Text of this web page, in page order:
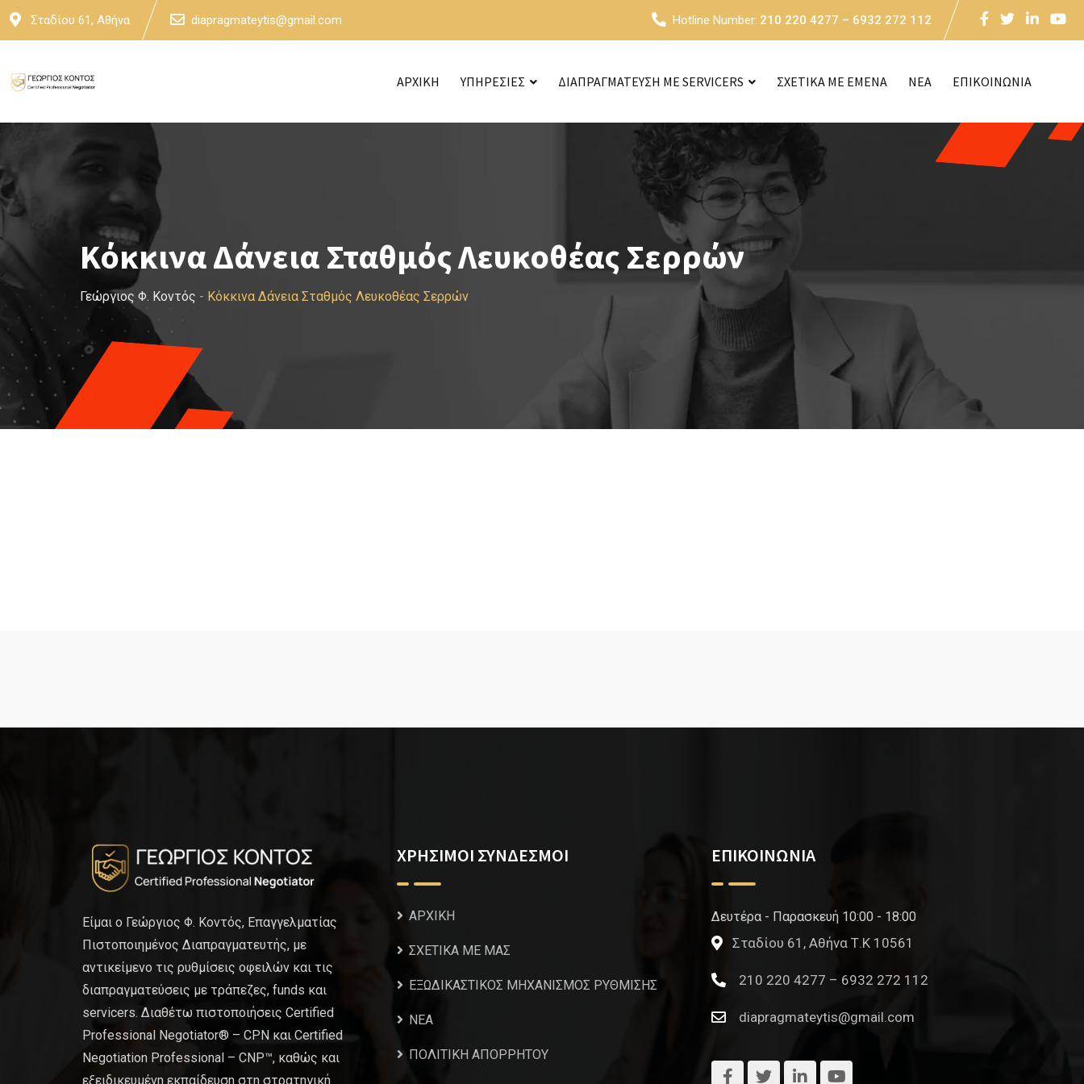
Skip
Σταδίου 61, Αθήνα diapragmateytis@gmail.com Hotline Number: 210 220 4277 – 6932 272 112
ΑΡΧΙΚΗ ΥΠΗΡΕΣΙΕΣ ΔΙΑΠΡΑΓΜΑΤΕΥΣΗ ΜΕ SERVICERS ΣΧΕΤΙΚΑ ΜΕ ΕΜΕΝΑ NEA ΕΠΙΚΟΙΝΩΝΙΑ
Κόκκινα Δάνεια Σταθμός Λευκοθέας Σερρών
Γεώργιος Φ. Κοντός - Κόκκινα Δάνεια Σταθμός Λευκοθέας Σερρών
Είμαι ο Γεώργιος Φ. Κοντός, Επαγγελματίας
Πιστοποιημένος Διαπραγματευτής, με
αντικείμενο τις ρυθμίσεις οφειλών και τις
διαπραγματεύσεις με τράπεζες, funds και
servicers. Διαθέτω πιστοποιήσεις Certified
Professional Negotiator® – CPN και Certified
Negotiation Professional – CNP™, καθώς και
εξειδικευμένη εκπαίδευση στη στρατηγική
ΧΡΗΣΙΜΟΙ ΣΥΝΔΕΣΜΟΙ
ΑΡΧΙΚΗ
ΣΧΕΤΙΚΑ ΜΕ ΜΑΣ
ΕΞΩΔΙΚΑΣΤΙΚΟΣ ΜΗΧΑΝΙΣΜΟΣ ΡΥΘΜΙΣΗΣ
NEA
ΠΟΛΙΤΙΚΗ ΑΠΟΡΡΗΤΟΥ
ΕΠΙΚΟΙΝΩΝΙΑ
Δευτέρα - Παρασκευή 10:00 - 18:00
Σταδίου 61, Αθήνα Τ.Κ 10561
210 220 4277 – 6932 272 112
diapragmateytis@gmail.com